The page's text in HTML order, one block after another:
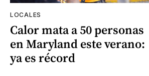
LOCALES
Calor mata a 50 personas
en Maryland este verano:
ya es récord